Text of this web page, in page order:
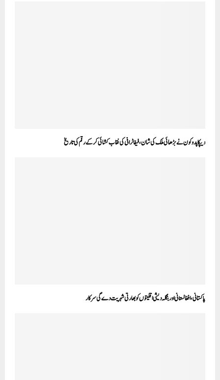
دیپکا پدوکون نے بڑھائی ملک کی شان، فیفا ٹرافی کی نقاب کشائی کر کے رقم کی تاریخ
پاکستانی، افغانستانی اور بنگلہ دیشی اقلیتوں کو بھارتی شہریت دے گی سرکار